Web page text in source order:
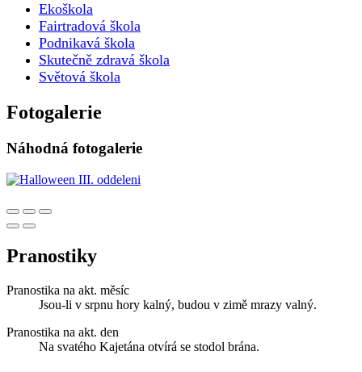
Ekoškola
Fairtradová škola
Podnikavá škola
Skutečně zdravá škola
Světová škola
Fotogalerie
Náhodná fotogalerie
Pranostiky
Pranostika na akt. měsíc
Jsou-li v srpnu hory kalný, budou v zimě mrazy valný.
Pranostika na akt. den
Na svatého Kajetána otvírá se stodol brána.